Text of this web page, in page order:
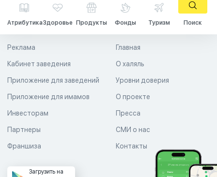
АтрибутикаЗдоровье Продукты Фонды Туризм Поиск
Главная
О халяль
Уровни доверия
Реклама
Кабинет заведения
Приложение для заведений
Приложение для имамов О проекте
Пресса
СМИ о нас
Контакты
Инвесторам
Партнеры
Франшиза
Загрузить на